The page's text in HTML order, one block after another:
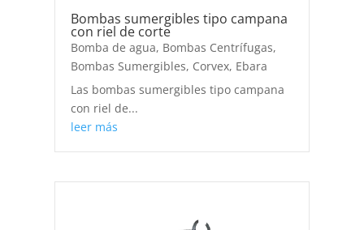
Bombas sumergibles tipo campana
con riel de corte
Bomba de agua, Bombas Centrífugas,
Bombas Sumergibles, Corvex, Ebara
Las bombas sumergibles tipo campana
con riel de...
leer más